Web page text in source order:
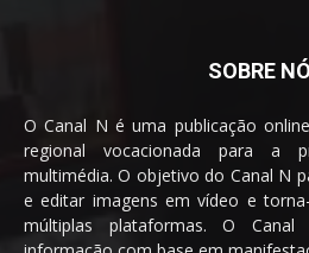
SOBRE
O Canal N é uma publicação
regional vocacionada para a
multimédia. O objetivo do Canal N
e editar imagens em vídeo e
múltiplas plataformas. O